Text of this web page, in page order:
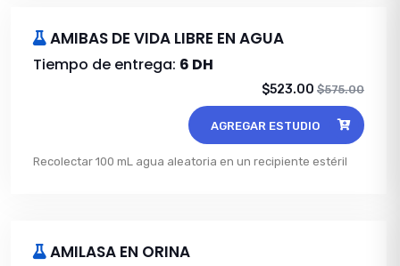
AMIBAS DE VIDA LIBRE EN AGUA
Tiempo de entrega: 6 DH
$523.00 $575.00
AGREGAR ESTUDIO
Recolectar 100 mL agua aleatoria en un recipiente estéril
AMILASA EN ORINA